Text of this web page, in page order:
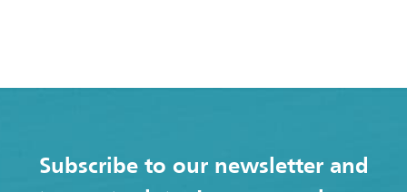
Subscribe to our newsletter and